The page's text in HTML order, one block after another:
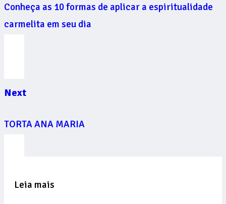
Conheça as 10 formas de aplicar a espiritualidade
carmelita em seu dia
Next
TORTA ANA MARIA
Leia mais